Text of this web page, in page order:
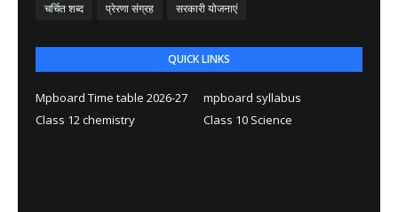
चर्चित शब्द
प्रेरणा संग्रह सरकारी योजनाएं
QUICK LINKS
Mpboard Time table 2026-27
mpboard syllabus
Class 12 chemistry
Class 10 Science